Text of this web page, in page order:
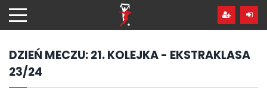
hdo
treści
DZIEŃ MECZU:21. KOLEJKA - EKSTRAKLASA
23/24